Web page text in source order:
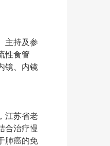
主持及参
性食管
镜、内镜
江苏省老
合治疗慢
肺癌的免